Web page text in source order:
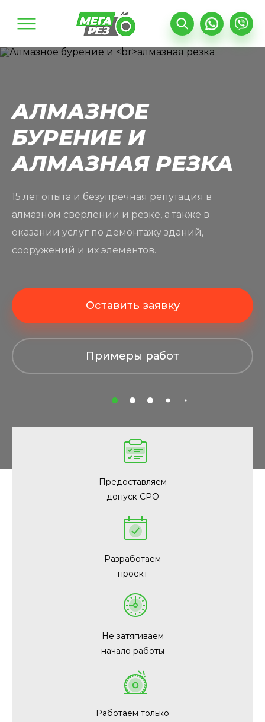
Найти
Примеры работ
АЛМАЗНОЕ
БУРЕНИЕ И
АЛМАЗНАЯ РЕЗКА
15 лет опыта и безупречная репутация в
алмазном сверлении и резке, а также в
оказании услуг по демонтажу зданий,
сооружений и их элементов.
Оставить заявку
Примеры работ
Оставить заявку
Примеры работ
Примеры работ
Примеры работ
Оставить заявку
Примеры работ
Предоставляем
допуск СРО
Разработаем
проект
Не затягиваем
начало работы
Работаем только